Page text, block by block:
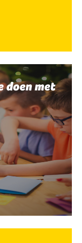
doen met